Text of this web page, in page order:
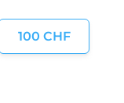
100 CHF